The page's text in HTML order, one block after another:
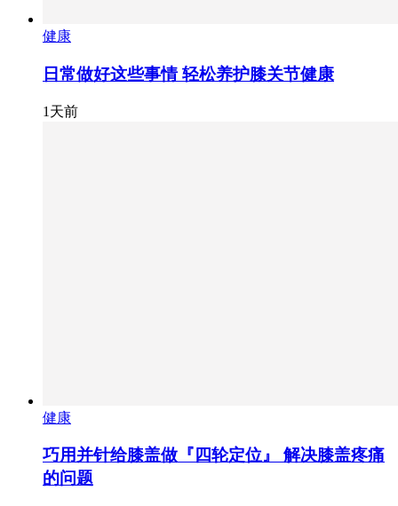
健康
日常做好这些事情 轻松养护膝关节健康
1天前
健康
巧用并针给膝盖做『四轮定位』 解决膝盖疼痛
的问题